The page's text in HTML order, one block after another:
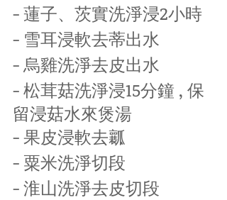
- 蓮子、茨實洗淨浸2小時
- 雪耳浸軟去蒂出水
- 烏雞洗淨去皮出水
- 松茸菇洗淨浸15分鐘 , 保
留浸菇水來煲湯
- 果皮浸軟去瓤
- 粟米洗淨切段
- 淮山洗淨去皮切段